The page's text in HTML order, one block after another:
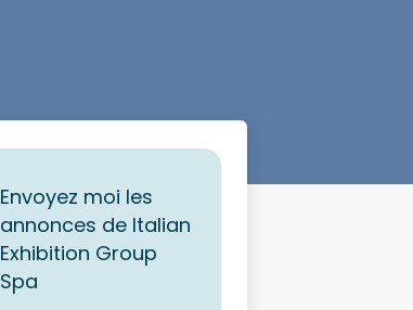
Envoyez moi les
annonces de Italian
Exhibition Group
Spa